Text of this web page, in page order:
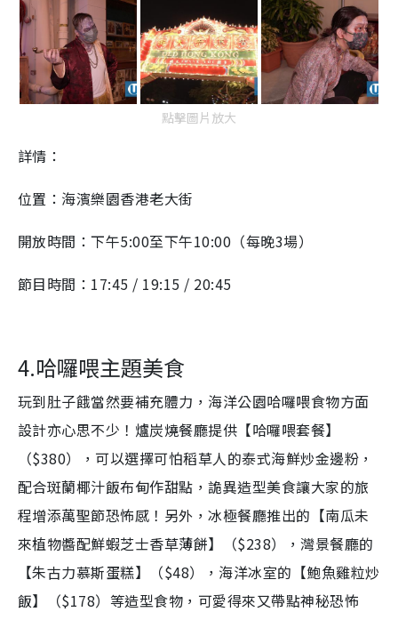
點擊圖片放大
詳情：
位置：海濱樂園香港老大街
開放時間：下午5:00至下午10:00（每晚3場）
節目時間：17:45 / 19:15 / 20:45
4.哈囉喂主題美食
玩到肚子餓當然要補充體力，海洋公園哈囉喂食物方面
設計亦心思不少！爐炭燒餐廳提供【哈囉喂套餐】
（$380），可以選擇可怕稻草人的泰式海鮮炒金邊粉，
配合斑蘭椰汁飯布甸作甜點，詭異造型美食讓大家的旅
程增添萬聖節恐怖感！另外，冰極餐廳推出的【南瓜未
來植物醬配鮮蝦芝士香草薄餅】（$238），灣景餐廳的
【朱古力慕斯蛋糕】（$48），海洋冰室的【鮑魚雞粒炒
飯】（$178）等造型食物，可愛得來又帶點神秘恐怖